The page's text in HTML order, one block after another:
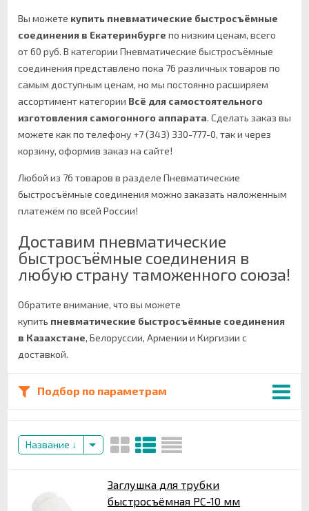
Вы можете купить пневматические быстросъёмные
соединения в Екатеринбурге по низким ценам, всего
от 60 руб. В категории Пневматические быстросъёмные
соединения представлено пока 76 различных товаров по
самым доступным ценам, но мы постоянно расширяем
ассортимент категории Всё для самостоятельного
изготовления самогонного аппарата. Сделать заказ вы
можете как по телефону +7 (343) 330-777-0, так и через
корзину, оформив заказ на сайте!
Любой из 76 товаров в разделе Пневматические
быстросъёмные соединения можно заказать наложенным
платежём по всей России!
Доставим пневматические
быстросъёмные соединения в
любую страну таможенного союза!
Обратите внимание, что вы можете
купить пневматические быстросъёмные соединения
в Казахстане, Белоруссии, Армении и Киргизии с
доставкой.
Подбор по параметрам
Название
Заглушка для трубки
быстросъёмная PС-10 мм